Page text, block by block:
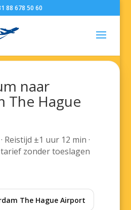
88 678 50 60
naar
The Hague
Reistijd ±1 uur 12 min ·
tarief zonder toeslagen
The Hague Airport